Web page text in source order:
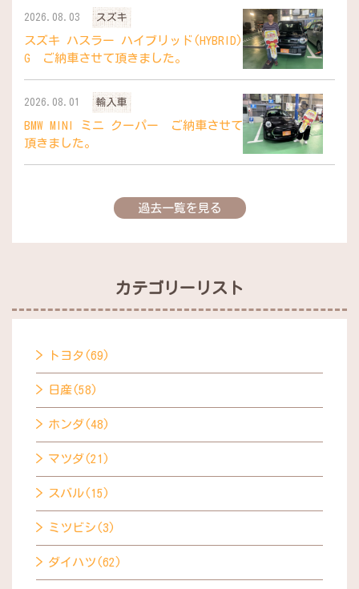
2026.08.03 スズキ
スズキ ハスラー ハイブリッド(HYBRID)
G ご納車させて頂きました。
2026.08.01 輸入車
BMW MINI ミニ クーパー ご納車させて
頂きました。
過去一覧を見る
カテゴリーリスト
トヨタ(69)
日産(58)
ホンダ(48)
マツダ(21)
スバル(15)
ミツビシ(3)
ダイハツ(62)